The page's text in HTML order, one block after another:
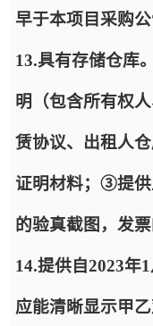
早于本项目采购公
13.具有存储仓库
明（包含所有权
赁协议、出租人
证明材料；③提供
的验真截图，发
14.提供自2023年
应能清晰显示甲